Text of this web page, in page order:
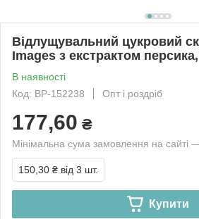
Відлущувальний цукровий
Images з екстрактом персика,
В наявності
Код: ВР-152238
Опт і роздріб
177,60 ₴
Мінімальна сума замовлення на сайті
150,30 ₴ від 3 шт.
Купити